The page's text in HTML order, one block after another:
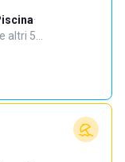
·
e altri 5…